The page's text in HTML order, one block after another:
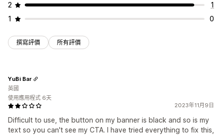
2
1
1
0
撰寫評價 所有評價
2023年11月9日
Difficult to use, the button on my banner is black and so is my
text so you can't see my CTA. I have tried everything to fix this,
YuBi Bar
英國
使用應用程式 6天